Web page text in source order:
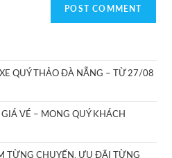
QUÝ THẢO ĐÀ NẴNG – TỪ 27/08
VÉ – MONG QUÝ KHÁCH
TỪNG CHUYẾN, ƯU ĐÃI TỪNG